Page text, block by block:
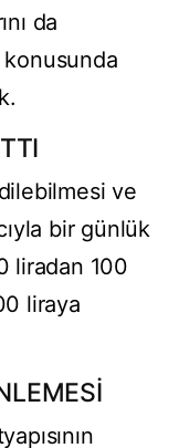
da
ve
bir günlük
liradan 100
liraya